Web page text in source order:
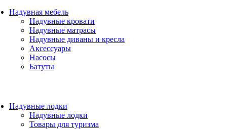
Надувная мебель
Надувные кровати
Надувные матрасы
Надувные диваны и кресла
Аксессуары
Насосы
Батуты
Надувные лодки
Надувные лодки
Товары для туризма